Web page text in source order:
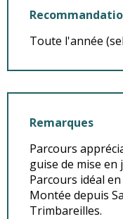
Toute l'année
Remarques
Parcours
guise de mise en
Parcours idéal
Montée depuis
Trimbareilles.